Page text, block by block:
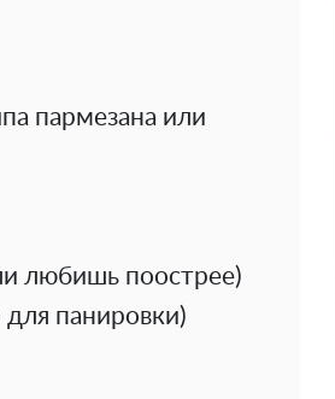
пармезана или
любишь поострее)
панировки)